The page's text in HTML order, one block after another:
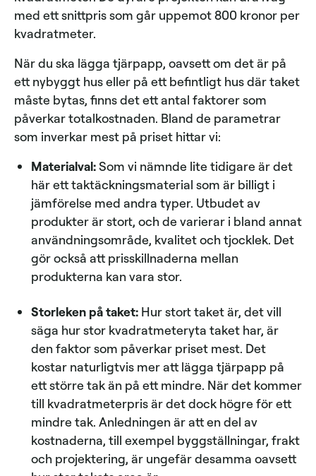
med ett snittpris som går uppemot 800 kronor per
kvadratmeter.
När du ska lägga tjärpapp, oavsett om det är på
ett nybyggt hus eller på ett befintligt hus där taket
måste bytas, finns det ett antal faktorer som
påverkar totalkostnaden. Bland de parametrar
som inverkar mest på priset hittar vi:
Materialval:Som vi nämnde lite tidigare är det
här ett taktäckningsmaterial som är billigt i
jämförelse med andra typer. Utbudet av
produkter är stort, och de varierar i bland annat
användningsområde, kvalitet och tjocklek. Det
gör också att prisskillnaderna mellan
produkterna kan vara stor.
Storleken på taket: Hur stort taket är, det vill
säga hur stor kvadratmeteryta taket har, är
den faktor som påverkar priset mest. Det
kostar naturligtvis mer att lägga tjärpapp på
ett större tak än på ett mindre. När det kommer
till kvadratmeterpris är det dock högre för ett
mindre tak. Anledningen är att en del av
kostnaderna, till exempel byggställningar, frakt
och projektering, är ungefär desamma oavsett